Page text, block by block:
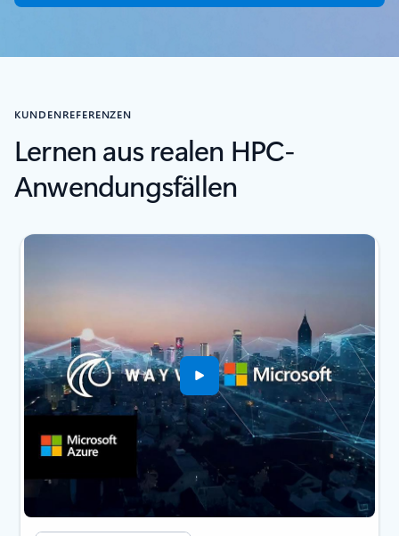
KUNDENREFERENZEN
Lernen aus realen HPC-
Anwendungsfällen
Folie 1 von 2 wird angezeigt